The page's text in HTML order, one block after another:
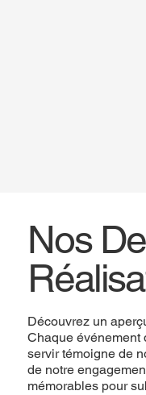
Nos
Découvrez un
Chaque événement
servir témoigne de
de notre
mémorables pour